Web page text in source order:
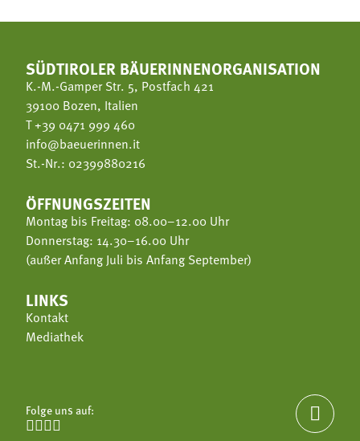
SÜDTIROLER BÄUERINNENORGANISATION
K.-M.-Gamper Str. 5, Postfach 421
39100 Bozen, Italien
T+39 0471 999 460
info@baeuerinnen.it
St.-Nr.: 02399880216
ÖFFNUNGSZEITEN
Montag bis Freitag: 08.00–12.00 Uhr
Donnerstag: 14.30–16.00 Uhr
(außer Anfang Juli bis Anfang September)
LINKS
Kontakt
Mediathek
Folge uns auf:

